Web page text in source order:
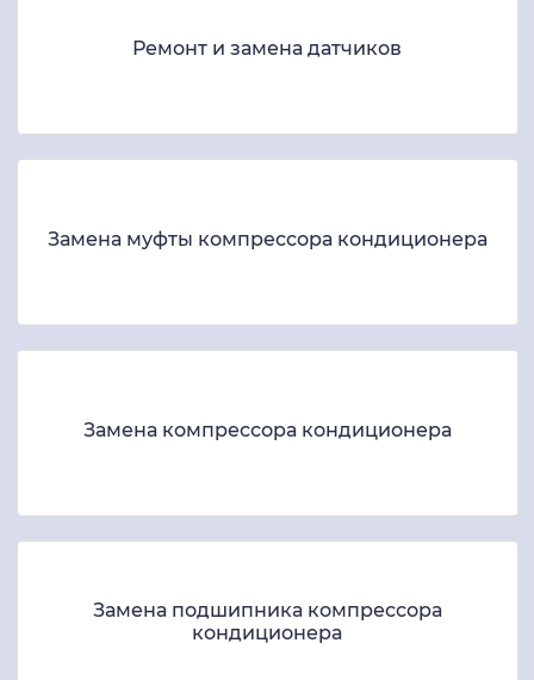
Ремонт и замена датчиков
Замена муфты компрессора кондиционера
Замена компрессора кондиционера
Замена подшипника компрессора
кондиционера